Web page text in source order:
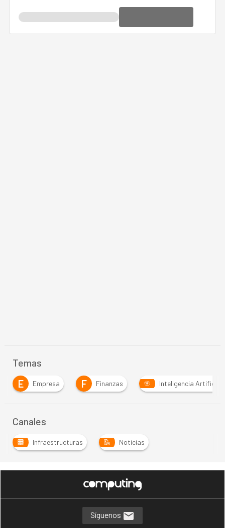
Temas
E
Empresa F Finanzas Inteligencia Artificial
Canales
Infraestructuras Noticias
Síguenos